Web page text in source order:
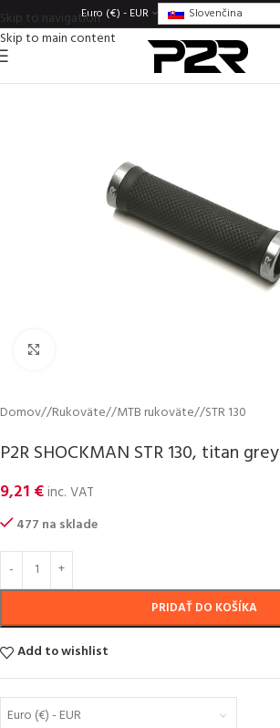
Skip to navigation
Skip to main content
Euro (€) - EUR Slovenčina
Domov/ Rukoväte/ MTB rukoväte/ STR 130
P2R SHOCKMAN STR 130, titan grey
9,21 €inc. VAT
477 na sklade
PRIDAŤ DO KOŠÍKA
Add to wishlist
Euro (€) - EUR